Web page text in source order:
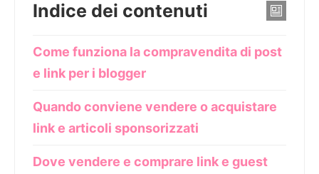
Indice dei contenuti
Come funziona la compravendita di post
e link per i blogger
Quando conviene vendere o acquistare
link e articoli sponsorizzati
Dove vendere e comprare link e guest